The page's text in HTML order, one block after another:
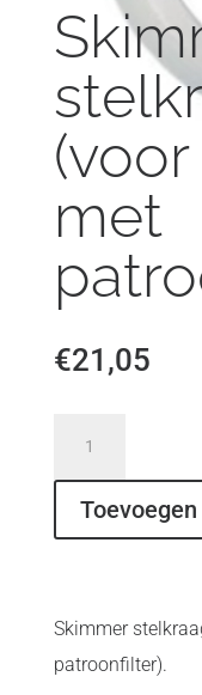
met
€21,05
Astral
(voor
aantal
Skimmer
patroonfilter).